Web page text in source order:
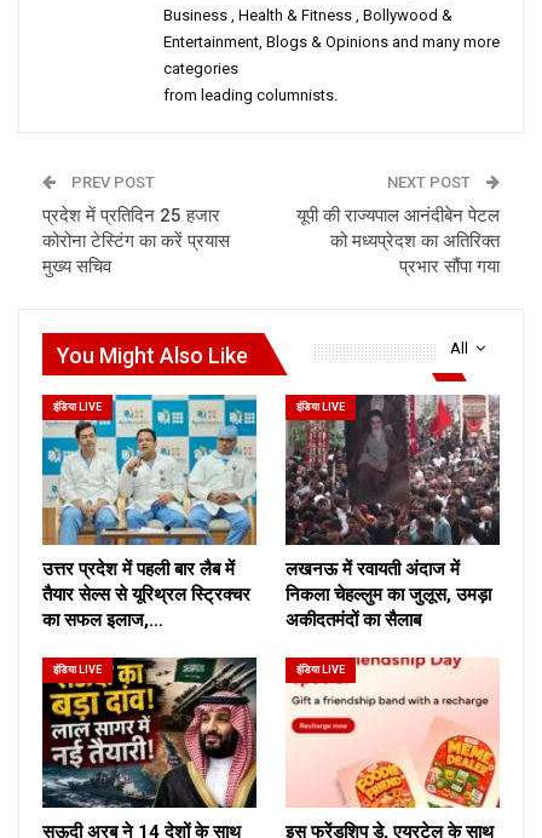
Business , Health & Fitness , Bollywood &
Entertainment, Blogs & Opinions and many more
categories
from leading columnists.
PREV POST
प्रदेश में प्रतिदिन 25 हजार
कोरोना टेस्टिंग का करें प्रयास
मुख्य सचिव
NEXT POST
यूपी की राज्यपाल आनंदीबेन पेटल
को मध्यप्रेदश का अतिरिक्त
प्रभार सौंपा गया
All
You Might Also Like
इंडिया LIVE
उत्तर प्रदेश में पहली बार लैब में
तैयार सेल्स से यूरिथ्रल स्ट्रिक्चर
का सफल इलाज,…
इंडिया LIVE
लखनऊ में रवायती अंदाज में
निकला चेहल्लुम का जुलूस, उमड़ा
अकीदतमंदों का सैलाब
इंडिया LIVE
सऊदी अरब ने 14 देशों के साथ
इंडिया LIVE
इस फ्रेंडशिप डे, एयरटेल के साथ